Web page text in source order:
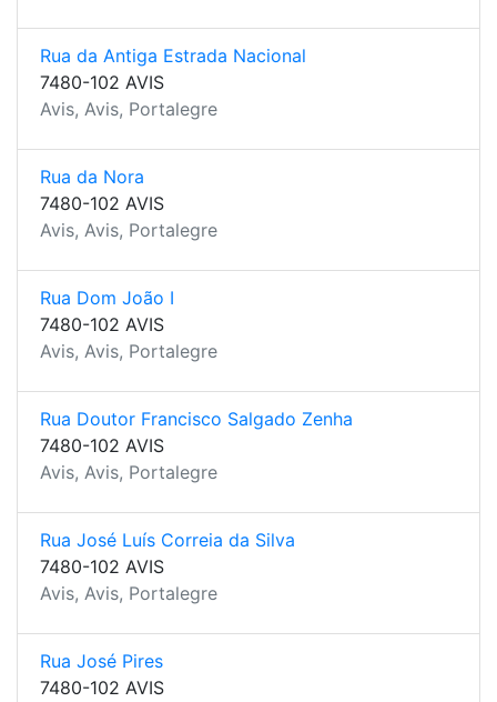
Rua da Antiga Estrada Nacional
7480-102 AVIS
Avis, Avis, Portalegre
Rua da Nora
7480-102 AVIS
Avis, Avis, Portalegre
Rua Dom João I
7480-102 AVIS
Avis, Avis, Portalegre
Rua Doutor Francisco Salgado Zenha
7480-102 AVIS
Avis, Avis, Portalegre
Rua José Luís Correia da Silva
7480-102 AVIS
Avis, Avis, Portalegre
Rua José Pires
7480-102 AVIS